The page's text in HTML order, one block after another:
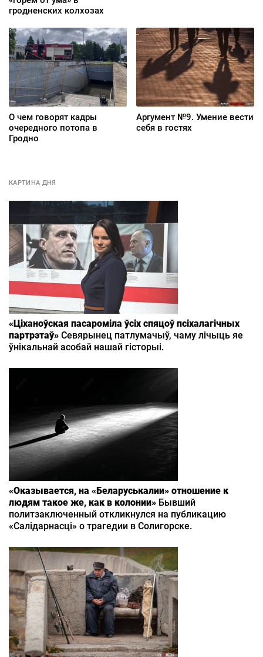
гродненских колхозах
О чем говорят кадры
очередного потопа в
Гродно
Аргумент №9. Умение вести
себя в гостях
КАРТИНА ДНЯ
«Ціханоўская пасароміла ўсіх спяцоў псіхалагічных
партрэтаў» Севярынец патлумачыў, чаму лічыць яе
ўнікальнай асобай нашай гісторыі.
«Оказывается, на «Беларуськалии» отношение к
людям такое же, как в колонии» Бывший
политзаключенный откликнулся на публикацию
«Салідарнасці» о трагедии в Солигорске.